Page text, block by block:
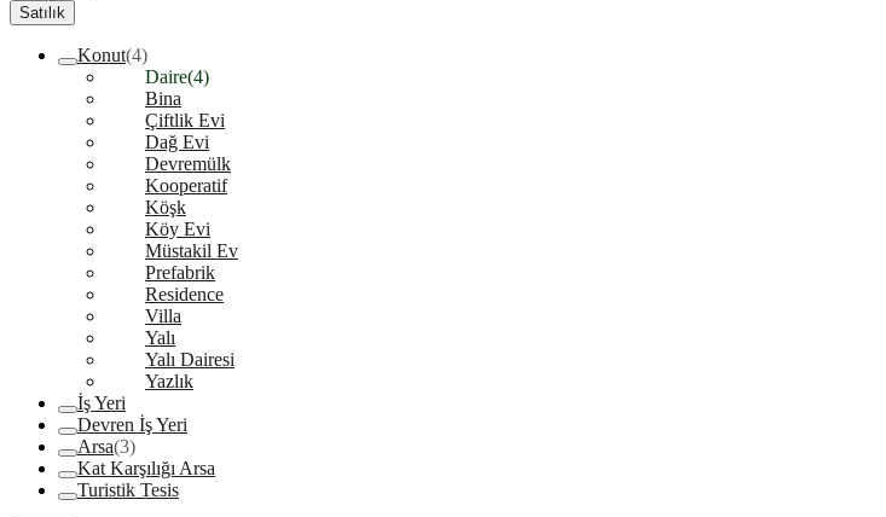
Satılık
Konut(4)
Daire(4)
Bina
Çiftlik Evi
Dağ Evi
Devremülk
Kooperatif
Köşk
Köy Evi
Müstakil Ev
Prefabrik
Residence
Villa
Yalı
Yalı Dairesi
Yazlık
İş Yeri
Devren İş Yeri
Arsa(3)
Kat Karşılığı Arsa
Turistik Tesis